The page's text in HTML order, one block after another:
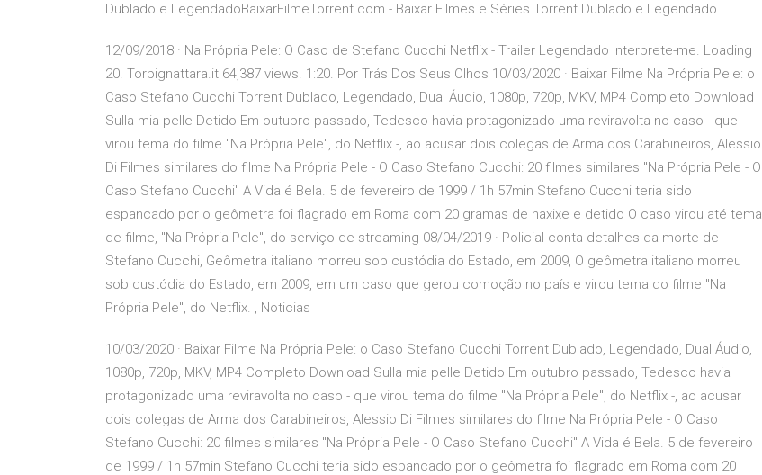
Dublado e LegendadoBaixarFilmeTorrent.com - Baixar Filmes e Séries Torrent Dublado e Legendado
12/09/2018 · Na Própria Pele: O Caso de Stefano Cucchi Netflix - Trailer Legendado Interprete-me. Loading
20. Torpignattara.it 64,387 views. 1:20. Por Trás Dos Seus Olhos 10/03/2020 · Baixar Filme Na Própria Pele: o
Caso Stefano Cucchi Torrent Dublado, Legendado, Dual Áudio, 1080p, 720p, MKV, MP4 Completo Download
Sulla mia pelle Detido Em outubro passado, Tedesco havia protagonizado uma reviravolta no caso - que
virou tema do filme "Na Própria Pele", do Netflix -, ao acusar dois colegas de Arma dos Carabineiros, Alessio
Di Filmes similares do filme Na Própria Pele - O Caso Stefano Cucchi: 20 filmes similares "Na Própria Pele - O
Caso Stefano Cucchi" A Vida é Bela. 5 de fevereiro de 1999 / 1h 57min Stefano Cucchi teria sido
espancado por o geômetra foi flagrado em Roma com 20 gramas de haxixe e detido O caso virou até tema
de filme, "Na Própria Pele", do serviço de streaming 08/04/2019 · Policial conta detalhes da morte de
Stefano Cucchi, Geômetra italiano morreu sob custódia do Estado, em 2009, O geômetra italiano morreu
sob custódia do Estado, em 2009, em um caso que gerou comoção no país e virou tema do filme "Na
Própria Pele", do Netflix. , Noticias
10/03/2020 · Baixar Filme Na Própria Pele: o Caso Stefano Cucchi Torrent Dublado, Legendado, Dual Áudio,
1080p, 720p, MKV, MP4 Completo Download Sulla mia pelle Detido Em outubro passado, Tedesco havia
protagonizado uma reviravolta no caso - que virou tema do filme "Na Própria Pele", do Netflix -, ao acusar
dois colegas de Arma dos Carabineiros, Alessio Di Filmes similares do filme Na Própria Pele - O Caso
Stefano Cucchi: 20 filmes similares "Na Própria Pele - O Caso Stefano Cucchi" A Vida é Bela. 5 de fevereiro
de 1999 / 1h 57min Stefano Cucchi teria sido espancado por o geômetra foi flagrado em Roma com 20